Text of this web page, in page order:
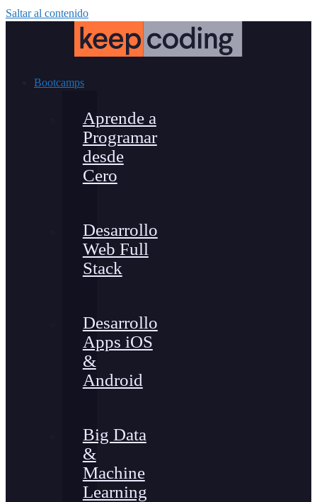
Saltar al contenido
Bootcamps
Aprende a
Programar
desde
Cero
Desarrollo
Web Full
Stack
Desarrollo
Apps iOS
&
Android
Big Data
&
Machine
Learning